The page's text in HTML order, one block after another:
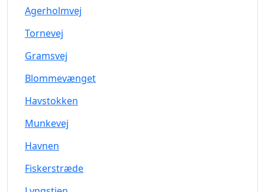
Agerholmvej
Tornevej
Gramsvej
Blommevænget
Havstokken
Munkevej
Havnen
Fiskerstræde